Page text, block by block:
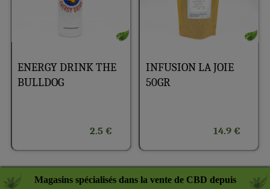
ENERGY DRINK THE
BULLDOG
2.5 €
INFUSION LA JOIE
50GR
14.9 €
Magasins spécialisés dans la vente de CBD depuis